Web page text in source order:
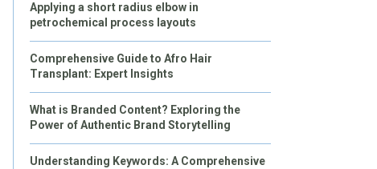
Applying a short radius elbow in
petrochemical process layouts
Comprehensive Guide to Afro Hair
Transplant: Expert Insights
What is Branded Content? Exploring the
Power of Authentic Brand Storytelling
Understanding Keywords: A Comprehensive